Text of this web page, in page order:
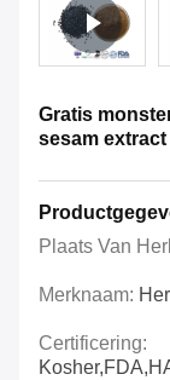
Gratis
sesam
Plaats Van
Merknaam:
Certificering: